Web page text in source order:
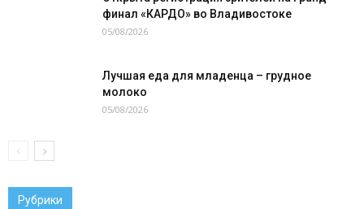
финал «КАРДО» во Владивостоке
05/08/2026
Лучшая еда для младенца – грудное
молоко
05/08/2026
Рубрики